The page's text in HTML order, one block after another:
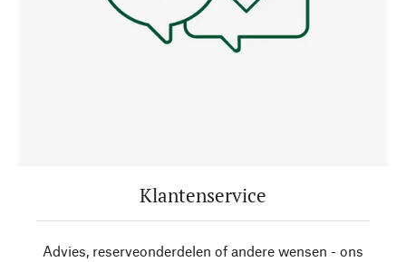
Klantenservice
Advies, reserveonderdelen of andere wensen - ons